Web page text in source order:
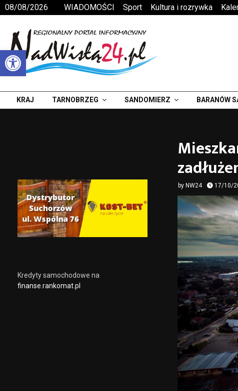
Otwórz pasek narzędzi
08/08/2026 WIADOMOŚCI Sport Kultura i rozrywka
KRAJ TARNOBRZEG SANDOMIERZ BARANÓW
by NW24 17/10/
Kredyty samochodowe na
finanse.rankomat.pl